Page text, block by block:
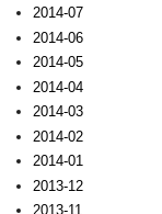
2014-07
2014-06
2014-05
2014-04
2014-03
2014-02
2014-01
2013-12
2013-11